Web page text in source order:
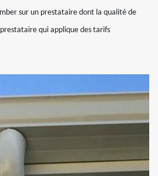
sur un prestataire dont la qualité de
qui applique des tarifs